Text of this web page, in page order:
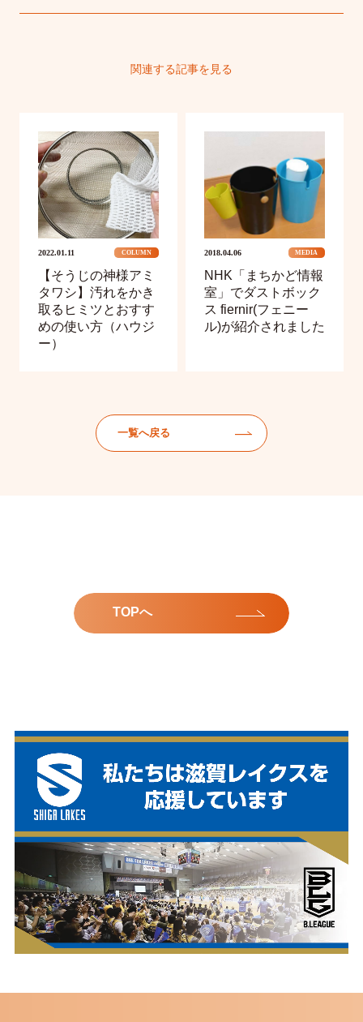
関連する記事を見る
2022.01.11 COLUMN
【そうじの神様アミ
タワシ】汚れをかき
取るヒミツとおすす
めの使い方（ハウジ
ー）
2018.04.06 MEDIA
NHK「まちかど情報
室」でダストボック
ス fiernir(フェニー
ル)が紹介されました
一覧へ戻る
TOPへ